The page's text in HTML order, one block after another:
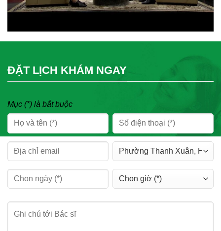
ĐẶT LỊCH KHÁM NGAY
Mục (*) là bắt buộc